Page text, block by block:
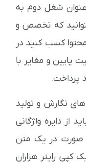
شغل دوم به
که تخصص و
محتوا کسب کنید در
پایین و مغایر با
پرداخت.
نگارش و تولید
از دایره واژگانی
صورت در یک متن
رایتر هزاران